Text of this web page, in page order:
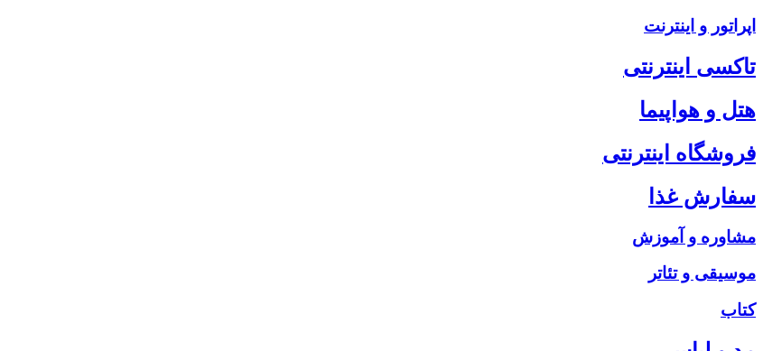
اپراتور و اینترنت
تاکسی اینترنتی
هتل و هواپیما
فروشگاه اینترنتی
سفارش غذا
مشاوره و آموزش
موسیقی و تئاتر
کتاب